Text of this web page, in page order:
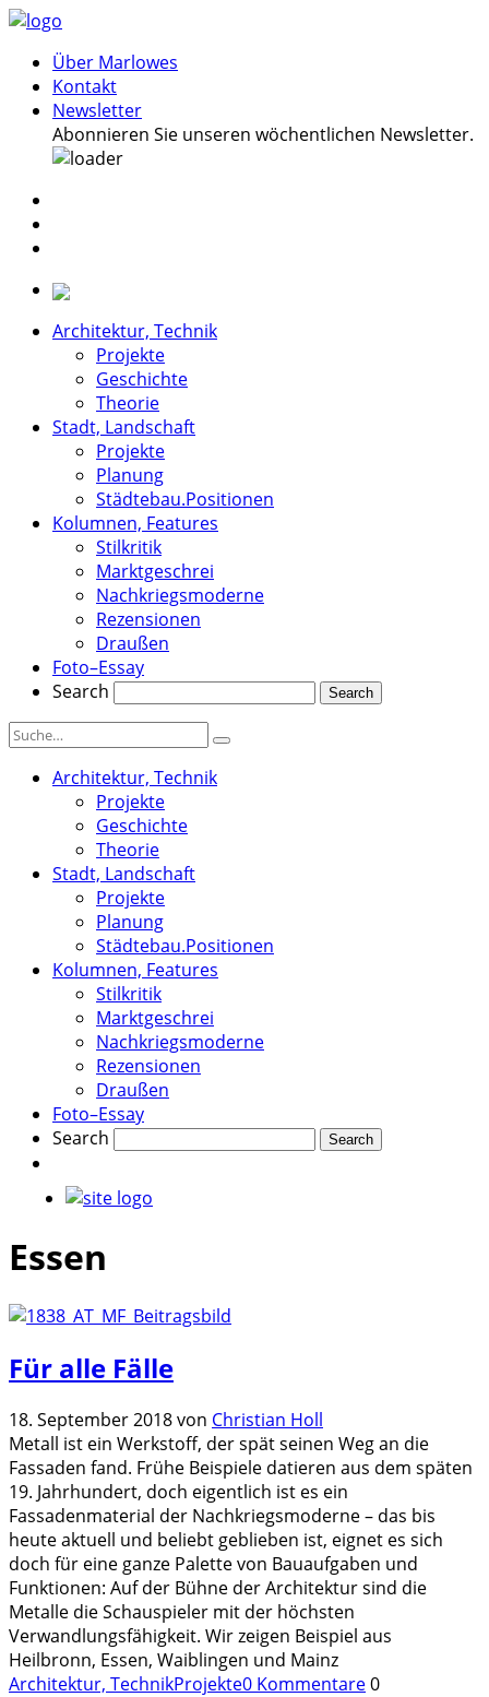
Über Marlowes
Kontakt
Newsletter
Abonnieren Sie unseren wöchentlichen Newsletter.
Architektur, Technik
Projekte
Geschichte
Theorie
Stadt, Landschaft
Projekte
Planung
Städtebau.Positionen
Kolumnen, Features
Stilkritik
Marktgeschrei
Nachkriegsmoderne
Rezensionen
Draußen
Foto–Essay
Search
Architektur, Technik
Projekte
Geschichte
Theorie
Stadt, Landschaft
Projekte
Planung
Städtebau.Positionen
Kolumnen, Features
Stilkritik
Marktgeschrei
Nachkriegsmoderne
Rezensionen
Draußen
Foto–Essay
Search
Essen
Für alle Fälle
18. September 2018von Christian Holl
Metall ist ein Werkstoff, der spät seinen Weg an die
Fassaden fand. Frühe Beispiele datieren aus dem späten
19. Jahrhundert, doch eigentlich ist es ein
Fassadenmaterial der Nachkriegsmoderne – das bis
heute aktuell und beliebt geblieben ist, eignet es sich
doch für eine ganze Palette von Bauaufgaben und
Funktionen: Auf der Bühne der Architektur sind die
Metalle die Schauspieler mit der höchsten
Verwandlungsfähigkeit. Wir zeigen Beispiel aus
Heilbronn, Essen, Waiblingen und Mainz
Architektur, TechnikProjekte0 Kommentare0